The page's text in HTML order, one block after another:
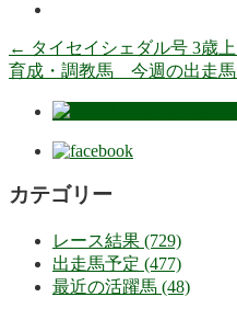
← タイセイシェダル号 3歳
育成・調教馬 今週の出走
カテゴリー
レース結果 (729)
出走馬予定 (477)
最近の活躍馬 (48)